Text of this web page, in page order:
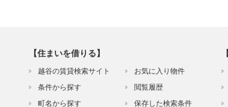
【住まいを借りる】
越谷の賃貸検索サイト
条件から探す
町名から探す
お気に入り物件
閲覧履歴
保存した検索条件